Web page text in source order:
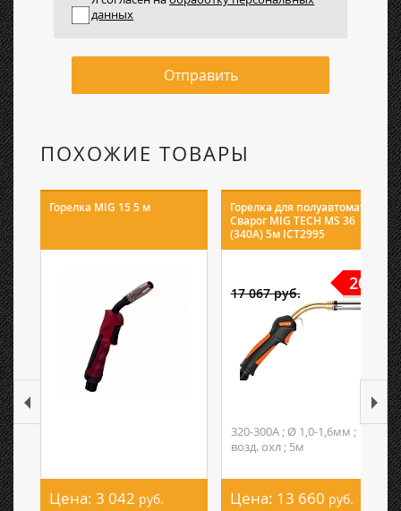
данных
Отправить
ПОХОЖИЕ ТОВАРЫ
Горелка MIG 15 5 м
Цена: 3 042 руб.
Горелка для полуавтомата
Сварог MIG TECH MS 36
(340А) 5м ICT2995
20%
17 067 руб.
320-300А ; Ø 1,0-1,6мм ;
возд. охл ; 5м
Цена: 13 660 руб.